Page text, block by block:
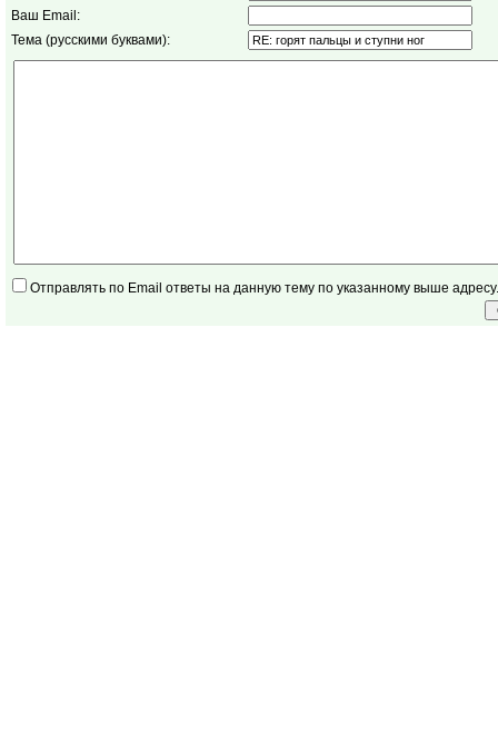
Ваш Email:
Тема (русскими буквами):
Отправлять по Email ответы на данную тему по указанному выше адресу.